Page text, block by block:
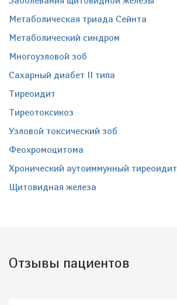
Метаболическая триада Сейнта
Метаболический синдром
Многоузловой зоб
Сахарный диабет II типа
Тиреоидит
Тиреотоксикоз
Узловой токсический зоб
Феохромоцитома
Хронический аутоиммунный тиреоидит
Щитовидная железа
Отзывы пациентов